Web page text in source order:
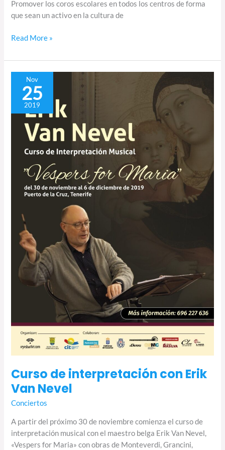
Promover los coros escolares en todos los centros de forma
que sean un activo en la cultura de
Read More »
Nov
25
2019
Curso de interpretación con Erik
Van Nevel
Conciertos
A partir del próximo 30 de noviembre comienza el curso de
interpretación musical con el maestro belga Erik Van Nevel,
«Vespers for Maria» con obras de Monteverdi, Grancini,
Curso
interpretación
con
Erik